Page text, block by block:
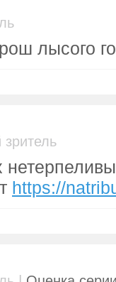
лысого
https://